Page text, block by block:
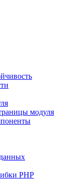
модуля
PHP